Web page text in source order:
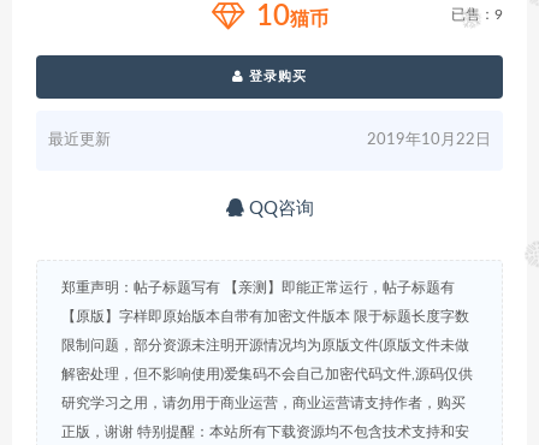
10猫币 已售：9
登录购买
最近更新 2019年10月22日
QQ咨询
郑重声明：帖子标题写有 【亲测】即能正常运行，帖子标题有
【原版】字样即原始版本自带有加密文件版本 限于标题长度字数
限制问题，部分资源未注明开源情况均为原版文件(原版文件未做
解密处理，但不影响使用)爱集码不会自己加密代码文件,源码仅供
研究学习之用，请勿用于商业运营，商业运营请支持作者，购买
正版，谢谢 特别提醒：本站所有下载资源均不包含技术支持和安